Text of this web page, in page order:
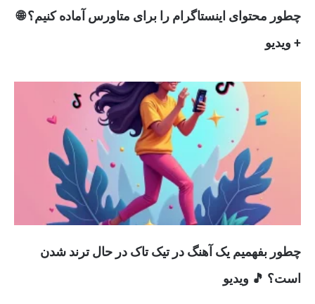
چطور محتوای اینستاگرام را برای متاورس آماده کنیم؟ 🌐
+ ویدیو
چطور بفهمیم یک آهنگ در تیک تاک در حال ترند شدن
است؟ 🎵 ویدیو